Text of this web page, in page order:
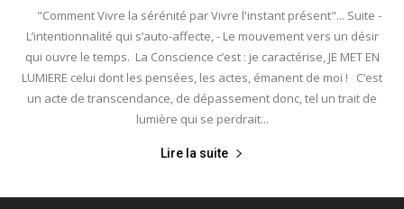
"Comment Vivre la sérénité par Vivre l'instant présent"... Suite -
L’intentionnalité qui s’auto-affecte, - Le mouvement vers un désir
qui ouvre le temps. La Conscience c’est : je caractérise, JE MET EN
LUMIERE celui dont les pensées, les actes, émanent de moi ! C’est
un acte de transcendance, de dépassement donc, tel un trait de
lumière qui se perdrait...
Lire la suite